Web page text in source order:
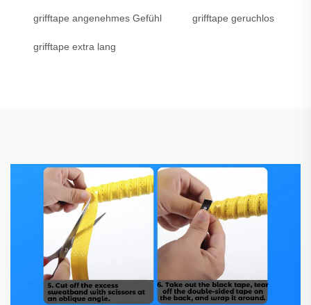
grifftape angenehmes Gefühl grifftape geruchlos
grifftape extra lang